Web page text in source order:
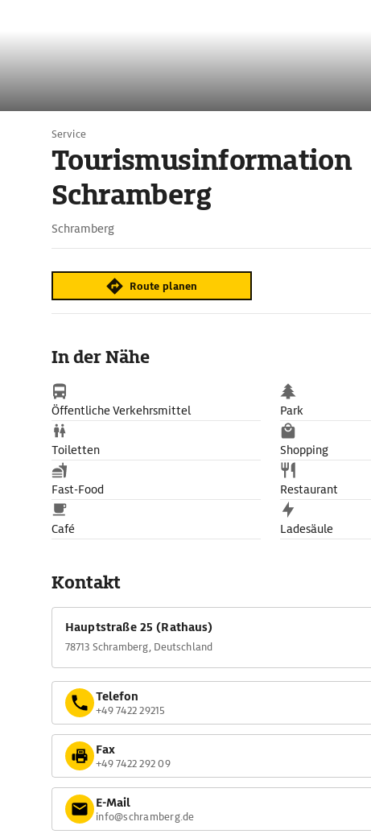
Service
Tourismusinformation
Schramberg
Schramberg
Route planen
In der Nähe
Öffentliche Verkehrsmittel Park
Toiletten Shopping
Fast-Food Restaurant
Café Ladesäule
Kontakt
Hauptstraße 25 (Rathaus)
78713 Schramberg, Deutschland
Telefon
+49 7422 29215
Fax
+49 7422 292 09
E-Mail
info@schramberg.de